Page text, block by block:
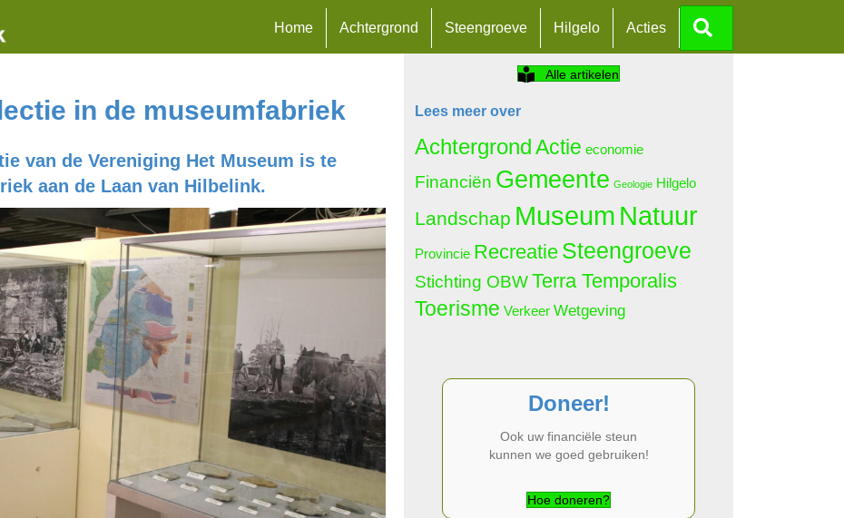
Home Achtergrond Steengroeve Hilgelo Acties
in de museumfabriek
van de Vereniging Het Museum is te
aan de Laan van Hilbelink.
Alle artikelen
Lees meer over
Achtergrond Actie economie
Financiën Gemeente Geologie Hilgelo
Landschap Museum Natuur
Provincie Recreatie Steengroeve
Stichting OBW Terra Temporalis
Toerisme Verkeer Wetgeving
Doneer!
Ook uw financiële steun
kunnen we goed gebruiken!
Hoe doneren?